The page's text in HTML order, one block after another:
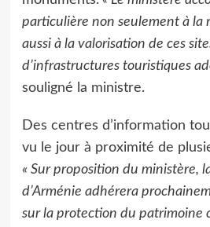
particulière non seulement à la
aussi à la valorisation de ces
d’infrastructures touristiques
souligné la ministre.
Des centres d’information
vu le jour à proximité de
« Sur proposition du ministère,
d’Arménie adhérera
sur la protection du patrimoine